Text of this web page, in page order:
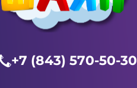
+7 (843) 570-50-30